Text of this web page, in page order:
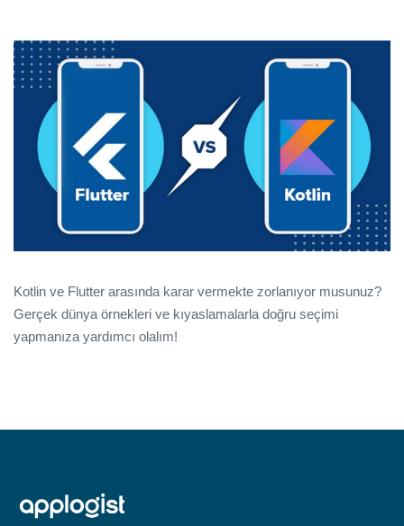
Kotlin ve Flutter arasında karar vermekte zorlanıyor musunuz?
Gerçek dünya örnekleri ve kıyaslamalarla doğru seçimi
yapmanıza yardımcı olalım!